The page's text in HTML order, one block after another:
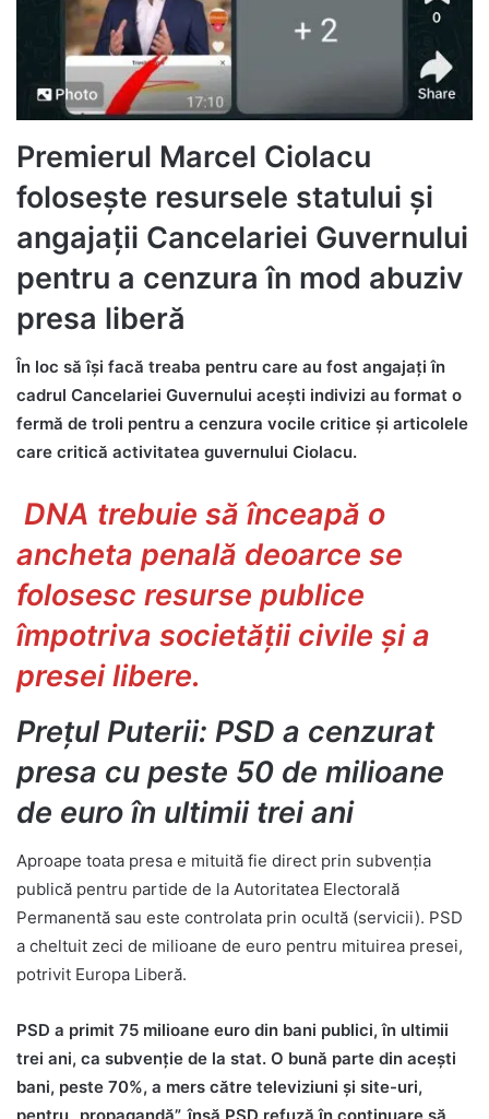
Premierul Marcel Ciolacu
folosește resursele statului și
angajații Cancelariei Guvernului
pentru a cenzura în mod abuziv
presa liberă
În loc să își facă treaba pentru care au fost angajați în
cadrul Cancelariei Guvernului acești indivizi au format o
fermă de troli pentru a cenzura vocile critice și articolele
care critică activitatea guvernului Ciolacu.
DNA trebuie să înceapă o
ancheta penală deoarce se
folosesc resurse publice
împotriva societății civile și a
presei libere.
Prețul Puterii: PSD a cenzurat
presa cu peste 50 de milioane
de euro în ultimii trei ani
Aproape toata presa e mituită fie direct prin subvenția
publică pentru partide de la Autoritatea Electorală
Permanentă sau este controlata prin ocultă (servicii). PSD
a cheltuit zeci de milioane de euro pentru mituirea presei,
potrivit Europa Liberă.
PSD a primit 75 milioane euro din bani publici, în ultimii
trei ani, ca subvenție de la stat. O bună parte din acești
bani, peste 70%, a mers către televiziuni și site-uri,